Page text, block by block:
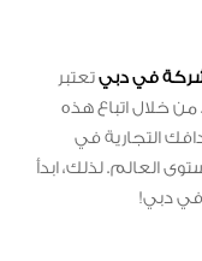
في دبيتعتبر
خلال اتباع هذه
التجارية في
العالم. لذلك، ابدأ
في دبي!